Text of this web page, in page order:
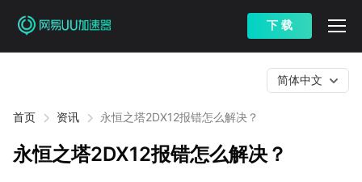
下 载
首页 资讯 永恒之塔2DX12报错怎么解决？
简体中文
永恒之塔2DX12报错怎么解决？